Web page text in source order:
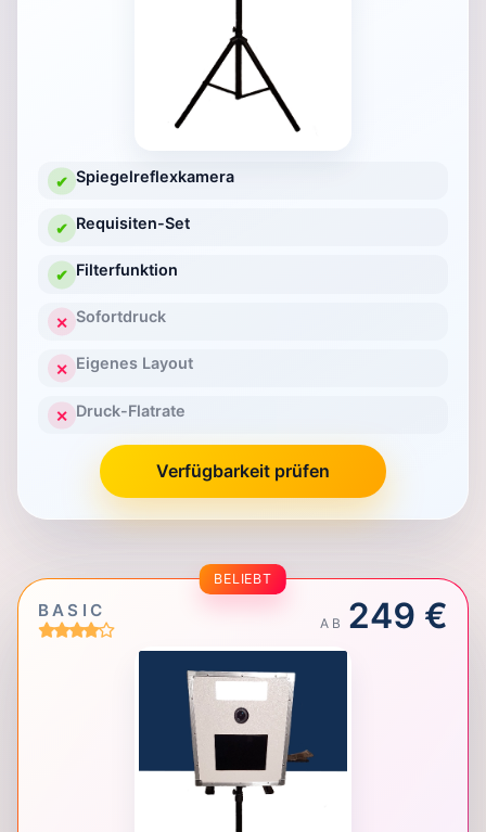
✔ Spiegelreflexkamera
✔ Requisiten-Set
✔ Filterfunktion
✕ Sofortdruck
✕ Eigenes Layout
✕ Druck-Flatrate
Verfügbarkeit prüfen
BELIEBT
BASIC
AB 249 €